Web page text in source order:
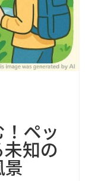
ペッ
知の
景